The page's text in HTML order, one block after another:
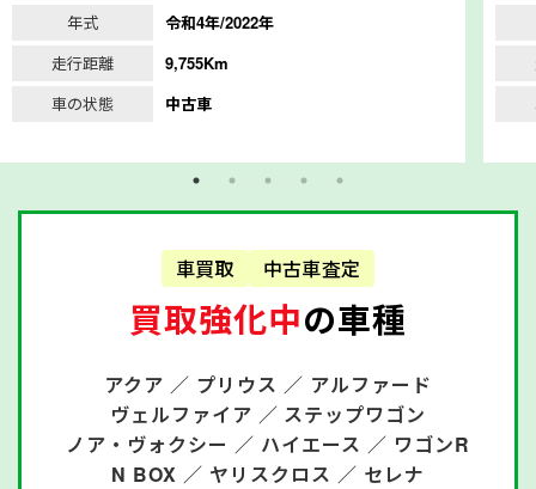
年式
令和4年/2022年
走行距離
9,755Km
車の状態
中古車
車買取 中古車査定
買取強化中の車種
アクア ／ プリウス ／ アルファード
ヴェルファイア ／ ステップワゴン
ノア・ヴォクシー ／ ハイエース ／ ワゴンR
N BOX ／ ヤリスクロス ／ セレナ